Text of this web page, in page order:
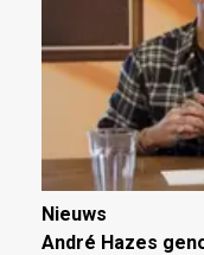
Nieuws
André Hazes